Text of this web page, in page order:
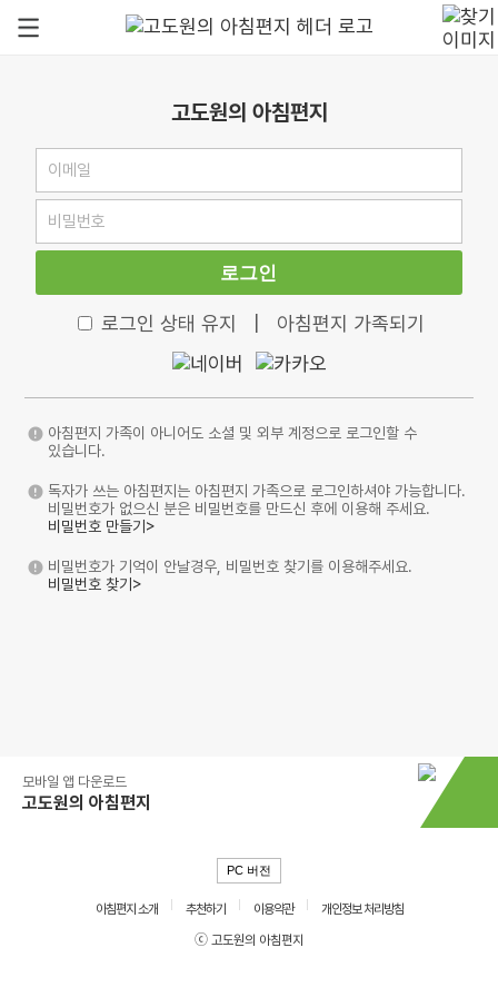
고도원의 아침편지
로그인
로그인 상태 유지 아침편지 가족되기
아침편지 가족이 아니어도 소셜 및 외부 계정으로 로그인할 수
있습니다.
독자가 쓰는 아침편지는 아침편지 가족으로 로그인하셔야 가능합니다.
비밀번호가 없으신 분은 비밀번호를 만드신 후에 이용해 주세요.
비밀번호 만들기>
비밀번호가 기억이 안날경우, 비밀번호 찾기를 이용해주세요.
비밀번호 찾기>
모바일 앱 다운로드
고도원의 아침편지
PC 버전
아침편지 소개 추천하기 이용약관
개인정보 처리방침
ⓒ 고도원의 아침편지